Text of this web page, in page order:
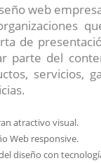
web
de
parte del
servicios,
atractivo visual.
Web responsive.
diseño con